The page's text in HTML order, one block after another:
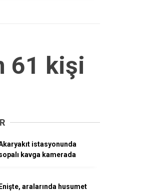
61 kişi
istasyonunda
kavga kamerada
aralarında husumet